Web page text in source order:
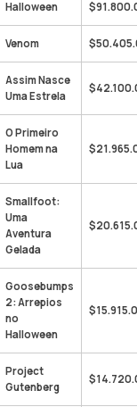
Halloween
Venom
Assim Nasce
Uma Estrela
O Primeiro
Homem na
Lua
Smallfoot:
Uma
Aventura
Gelada
Goosebumps
2: Arrepios
no
Halloween
Project
Gutenberg